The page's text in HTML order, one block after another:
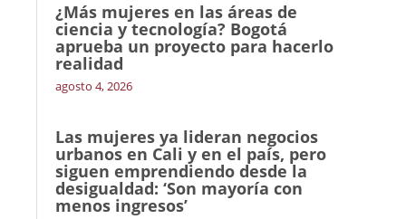
¿Más mujeres en las áreas de
ciencia y tecnología? Bogotá
aprueba un proyecto para hacerlo
realidad
agosto 4, 2026
Las mujeres ya lideran negocios
urbanos en Cali y en el país, pero
siguen emprendiendo desde la
desigualdad: ‘Son mayoría con
menos ingresos’